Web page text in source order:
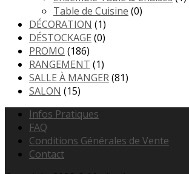
Table de Cuisine (0)
DÉCORATION (1)
DÉSTOCKAGE (0)
PROMO (186)
RANGEMENT (1)
SALLE À MANGER(81)
SALON (15)
Infos Pratiques
FAQ
Conditions Générales de Vente
Contact